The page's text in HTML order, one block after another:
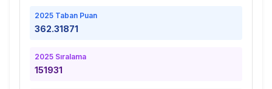
2025 Taban Puan
362.31871
2025 Sıralama
151931